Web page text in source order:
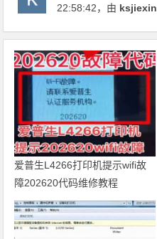
22:58:42，由 ksjiexin
爱普生L4266打印机提示wifi故
障202620代码维修教程